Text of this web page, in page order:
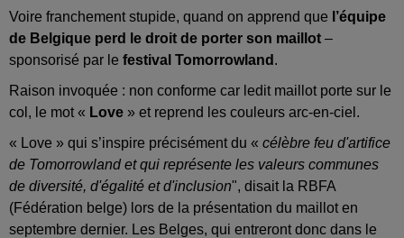
Voire franchement stupide, quand on apprend que l’équipe
de Belgique perd le droit de porter son maillot –
sponsorisé par le festival Tomorrowland .
Raison invoquée : non conforme car ledit maillot porte sur le
col, le mot « Love » et reprend les couleurs arc-en-ciel.
« Love » qui s’inspire précisément du « célèbre feu d'artifice
de Tomorrowland et qui représente les valeurs communes
de diversité, d'égalité et d'inclusion", disait la RBFA
(Fédération belge) lors de la présentation du maillot en
septembre dernier. Les Belges, qui entreront donc dans le